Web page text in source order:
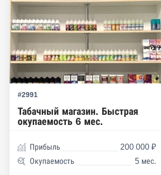
#2991
Табачный магазин. Быстрая
окупаемость 6 мес.
Прибыль
200 000 ₽
Окупаемость
5 мес.